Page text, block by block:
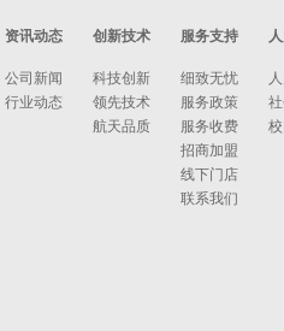
资讯动态
公司新闻
行业动态
创新技术
科技创新
领先技术
航天品质
服务支持
细致无忧
服务政策
服务收费
招商加盟
线下门店
联系我们